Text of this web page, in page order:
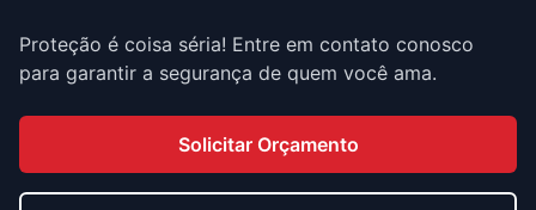
Proteção é coisa séria! Entre em contato conosco
para garantir a segurança de quem você ama.
Solicitar Orçamento